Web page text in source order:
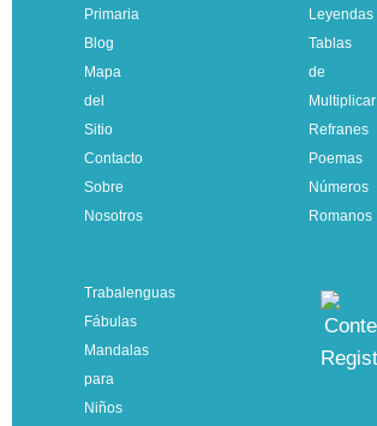
Primaria
Blog
Mapa
del
Sitio
Contacto
Sobre
Nosotros
Leyendas
Tablas
de
Multiplicar
Refranes
Poemas
Números
Romanos
Trabalenguas
Fábulas
Mandalas
para
Niños